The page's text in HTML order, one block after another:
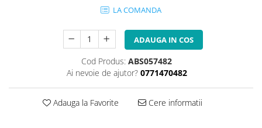
LA COMANDA
ADAUGA IN COS
Cod Produs: ABS057482
Ai nevoie de ajutor? 0771470482
Adauga la Favorite Cere informatii